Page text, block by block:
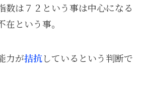
数は７２という事は中心になる
という事。
力が拮抗しているという判断で